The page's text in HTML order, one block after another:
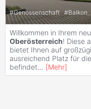
#Genossenschaft #Balkon
Willkommen in Ihrem
Oberösterreich! Diese
bietet Ihnen auf
ausreichend Platz für
befindet... [Mehr]